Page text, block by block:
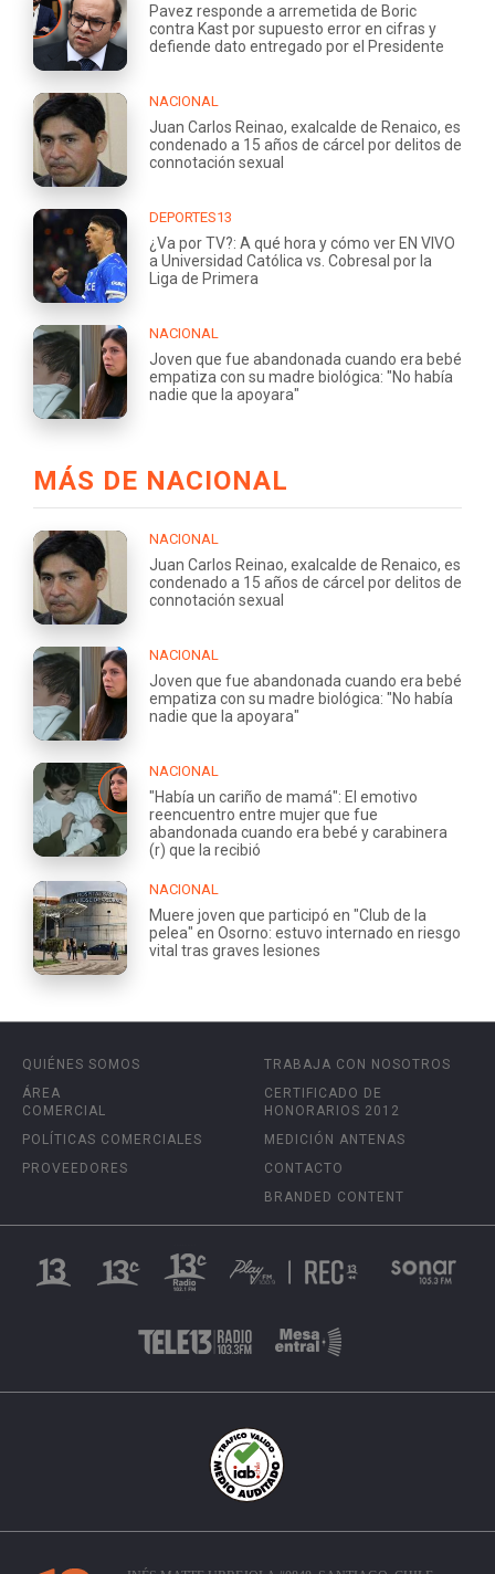
Pavez responde a arremetida de Boric
contra Kast por supuesto error en cifras y
defiende dato entregado por el Presidente
NACIONAL
Juan Carlos Reinao, exalcalde de Renaico, es
condenado a 15 años de cárcel por delitos de
connotación sexual
DEPORTES13
¿Va por TV?: A qué hora y cómo ver EN VIVO
a Universidad Católica vs. Cobresal por la
Liga de Primera
NACIONAL
Joven que fue abandonada cuando era bebé
empatiza con su madre biológica: "No había
nadie que la apoyara"
MÁS DE NACIONAL
NACIONAL
Juan Carlos Reinao, exalcalde de Renaico, es
condenado a 15 años de cárcel por delitos de
connotación sexual
NACIONAL
Joven que fue abandonada cuando era bebé
empatiza con su madre biológica: "No había
nadie que la apoyara"
NACIONAL
"Había un cariño de mamá": El emotivo
reencuentro entre mujer que fue
abandonada cuando era bebé y carabinera
(r) que la recibió
NACIONAL
Muere joven que participó en "Club de la
pelea" en Osorno: estuvo internado en riesgo
vital tras graves lesiones
QUIÉNES SOMOS
ÁREA
COMERCIAL
POLÍTICAS COMERCIALES
PROVEEDORES
TRABAJA CON NOSOTROS
CERTIFICADO DE
HONORARIOS 2012
MEDICIÓN ANTENAS
CONTACTO
BRANDED CONTENT